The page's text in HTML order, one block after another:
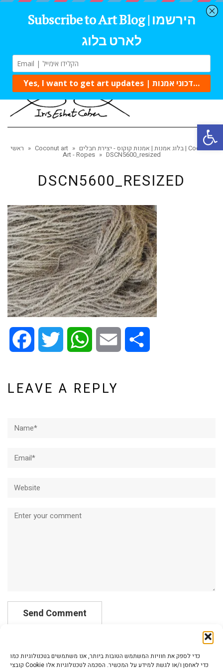
כדי לספק את חוויות המשתמש הטובות ביותר, אנו משתמשים בטכנולוגיות כמו
קובצי Cookie כדי לאחסן ו/או לגשת למידע על המכשיר. הסכמה לטכנולוגיות אלו
ראשי » Coconut art » בלוג אמנות | אמנות קוקוס - יצירת חבלים | Coconut
Art - Ropes » DSCN5600_resized
DSCN5600_RESIZED
Facebook Twitter WhatsApp Email
LEAVE A REPLY
Comment